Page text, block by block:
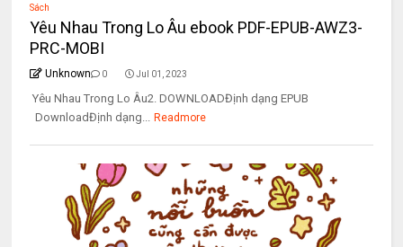
Sách
Yêu Nhau Trong Lo Âu ebook PDF-EPUB-AWZ3-
PRC-MOBI
Unknown 0 Jul 01, 2023
Yêu Nhau Trong Lo Âu2. DOWNLOADĐịnh dạng EPUB
DownloadĐịnh dạng... Readmore